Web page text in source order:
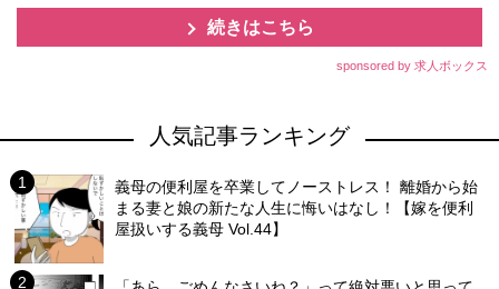
続きはこちら
sponsored by 求人ボックス
人気記事ランキング
義母の便利屋を卒業してノーストレス！ 離婚から始
まる妻と娘の新たな人生に悔いはなし！【嫁を便利
屋扱いする義母 Vol.44】